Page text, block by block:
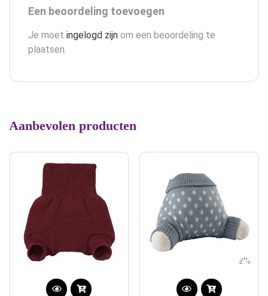
Een beoordeling toevoegen
Je moet ingelogd zijn om een beoordeling te
plaatsen.
Aanbevolen producten